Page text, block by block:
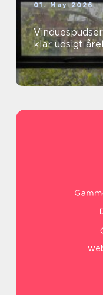
01. May 2026
klar udsigt